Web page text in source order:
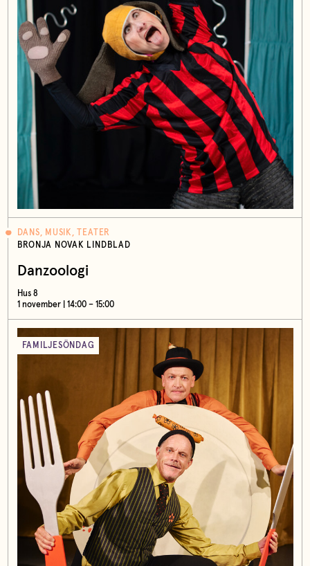
DANS, MUSIK, TEATER
BRONJA NOVAK LINDBLAD
Danzoologi
Hus 8
1 november | 14:00 – 15:00
FAMILJESÖNDAG